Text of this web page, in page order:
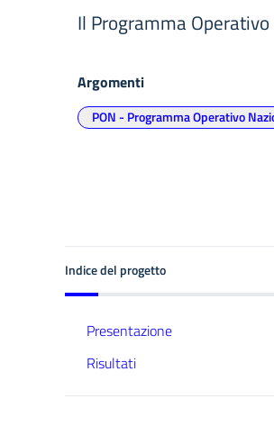
Il Programma
Argomenti
PON - Programma Operativo
Indice del progetto
Presentazione
Risultati